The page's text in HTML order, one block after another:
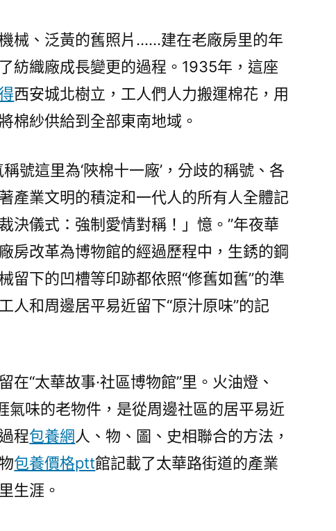
械、泛黃的舊照片……建在老廠房里的年
紡織廠成長變更的過程。1935年，這座
西安城北樹立，工人們人力搬運棉花，用
棉紗供給到全部東南地域。
號這里為‘陜棉十一廠’，分歧的稱號、各
產業文明的積淀和一代人的所有人全體記
決儀式：強制愛情對稱！」憶。”年夜華
房改革為博物館的經過歷程中，生銹的鋼
留下的凹槽等印跡都依照“修舊如舊”的準
人和周邊居平易近留下“原汁原味”的記
在“太華故事·社區博物館”里。火油燈、
氣味的老物件，是從周邊社區的居平易近
程包養網人、物、圖、史相聯合的方法，
包養價格ptt館記載了太華路街道的產業
生涯。